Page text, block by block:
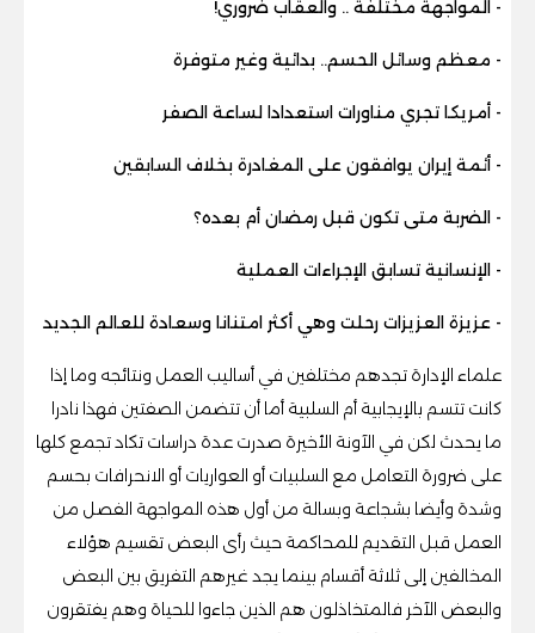
- المواجهة مختلفة .. والعقاب ضروري!
- معظم وسائل الحسم.. بدائية وغير متوفرة
- أمريكا تجري مناورات استعدادا لساعة الصفر
- أئمة إيران يوافقون على المغادرة بخلاف السابقين
- الضربة متى تكون قبل رمضان أم بعده؟
- الإنسانية تسابق الإجراءات العملية
- عزيزة العزيزات رحلت وهي أكثر امتنانا وسعادة للعالم الجديد
علماء الإدارة تجدهم مختلفين في أساليب العمل ونتائجه وما إذا
كانت تتسم بالإيجابية أم السلبية أما أن تتضمن الصفتين فهذا نادرا
ما يحدث لكن في الآونة الأخيرة صدرت عدة دراسات تكاد تجمع كلها
على ضرورة التعامل مع السلبيات أو العواريات أو الانحرافات بحسم
وشدة وأيضا بشجاعة وبسالة من أول هذه المواجهة الفصل من
العمل قبل التقديم للمحاكمة حيث رأى البعض تقسيم هؤلاء
المخالفين إلى ثلاثة أقسام بينما يجد غيرهم التفريق بين البعض
والبعض الآخر فالمتخاذلون هم الذين جاءوا للحياة وهم يفتقرون